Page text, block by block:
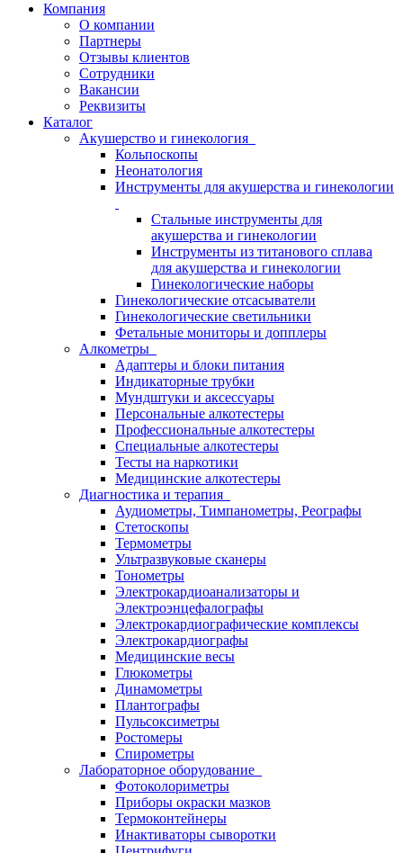
Компания
О компании
Партнеры
Отзывы клиентов
Сотрудники
Вакансии
Реквизиты
Каталог
Акушерство и гинекология
Кольпоскопы
Неонатология
Инструменты для акушерства и гинекологии
Стальные инструменты для
акушерства и гинекологии
Инструменты из титанового сплава
для акушерства и гинекологии
Гинекологические наборы
Гинекологические отсасыватели
Гинекологические светильники
Фетальные мониторы и допплеры
Алкометры
Адаптеры и блоки питания
Индикаторные трубки
Мундштуки и аксессуары
Персональные алкотестеры
Профессиональные алкотестеры
Специальные алкотестеры
Тесты на наркотики
Медицинские алкотестеры
Диагностика и терапия
Аудиометры, Тимпанометры, Реографы
Стетоскопы
Термометры
Ультразвуковые сканеры
Тонометры
Электрокардиоанализаторы и
Электроэнцефалографы
Электрокардиографические комплексы
Электрокардиографы
Медицинские весы
Глюкометры
Динамометры
Плантографы
Пульсоксиметры
Ростомеры
Спирометры
Лабораторное оборудование
Фотоколориметры
Приборы окраски мазков
Термоконтейнеры
Инактиваторы сыворотки